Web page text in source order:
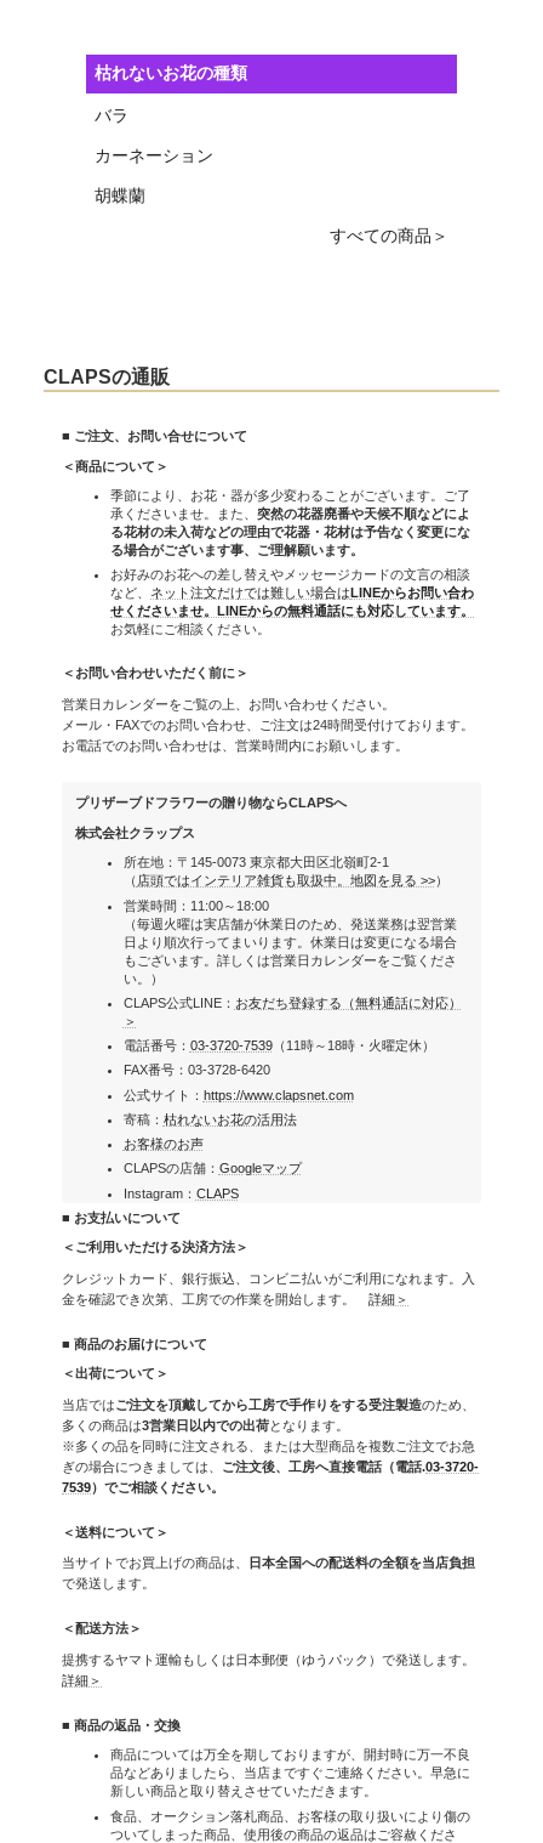
枯れないお花の種類
バラ
カーネーション
胡蝶蘭
すべての商品＞
CLAPSの通販
■ ご注文、お問い合せについて
＜商品について＞
季節により、お花・器が多少変わることがございます。ご了
承くださいませ。また、 突然の花器廃番や天候不順などによ
る花材の未入荷などの理由で花器・花材は予告なく変更にな
る場合がございます事、ご理解願います。
お好みのお花への差し替えやメッセージカードの文言の相談
など、 ネット注文だけでは難しい場合は LINEからお問い合わ
せくださいませ。LINEからの無料通話にも対応しています。
お気軽にご相談ください。
＜お問い合わせいただく前に＞
営業日カレンダーをご覧の上、お問い合わせください。
メール・FAXでのお問い合わせ、ご注文は24時間受付けております。
お電話でのお問い合わせは、営業時間内にお願いします。
プリザーブドフラワーの贈り物ならCLAPSへ
株式会社クラップス
所在地：〒145-0073 東京都大田区北嶺町2-1
（ 店頭ではインテリア雑貨も取扱中。地図を見る >>）
営業時間：11:00～18:00
（毎週火曜は実店舗が休業日のため、発送業務は翌営業
日より順次行ってまいります。休業日は変更になる場合
もございます。詳しくは営業日カレンダーをご覧くださ
い。）
CLAPS公式LINE： お友だち登録する（無料通話に対応）
＞
電話番号： 03-3720-7539（11時～18時・火曜定休）
FAX番号：03-3728-6420
公式サイト： https://www.clapsnet.com
寄稿： 枯れないお花の活用法
お客様のお声
CLAPSの店舗： Googleマップ
Instagram： CLAPS
■ お支払いについて
＜ご利用いただける決済方法＞
クレジットカード、銀行振込、コンビニ払いがご利用になれます。入
金を確認でき次第、工房での作業を開始します。 詳細＞
■ 商品のお届けについて
＜出荷について＞
当店ではご注文を頂戴してから工房で手作りをする受注製造のため、
多くの商品は3営業日以内での出荷となります。
※多くの品を同時に注文される、または大型商品を複数ご注文でお急
ぎの場合につきましては、 ご注文後、工房へ直接電話（電話.03-3720-
7539）でご相談ください。
＜送料について＞
当サイトでお買上げの商品は、
日本全国への配送料の全額を当店負担
で発送します。
＜配送方法＞
提携するヤマト運輸もしくは日本郵便（ゆうパック）で発送します。
詳細＞
■ 商品の返品・交換
商品については万全を期しておりますが、開封時に万一不良
品などありましたら、当店まですぐご連絡ください。早急に
新しい商品と取り替えさせていただきます。
食品、オークション落札商品、お客様の取り扱いにより傷の
ついてしまった商品、使用後の商品の返品はご容赦くださ